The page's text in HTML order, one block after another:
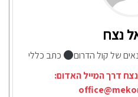
נצח
של קול הדרום
כתב כללי
דרך המייל האדום: